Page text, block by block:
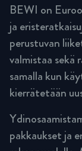
BEWI on
ja
perustuvan
valmistaa
samalla kun
kierrätetään
pakkaukset ja